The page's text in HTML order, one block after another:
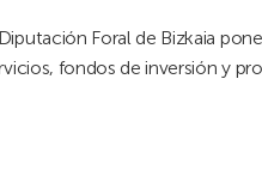
Foral de Bizkaia
fondos de inversión y